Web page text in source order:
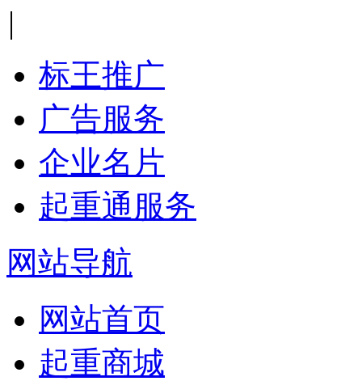
|
标王推广
广告服务
企业名片
起重通服务
网站导航
网站首页
起重商城